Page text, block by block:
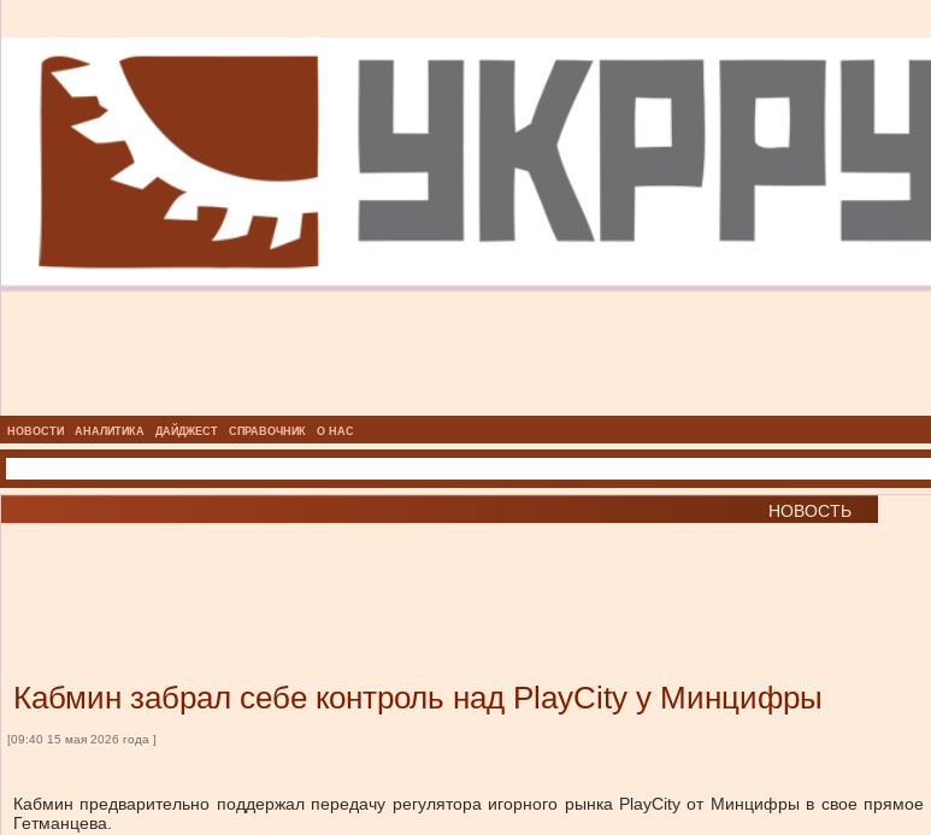
НОВОСТИ АНАЛИТИКА ДАЙДЖЕСТ СПРАВОЧНИК О НАС
НОВОСТЬ
Кабмин забрал себе контроль над PlayCity у Минцифры
[09:40 15 мая 2026 года ]
Кабмин предварительно поддержал передачу регулятора игорного рынка PlayCity от Минцифры в свое
Гетманцева.